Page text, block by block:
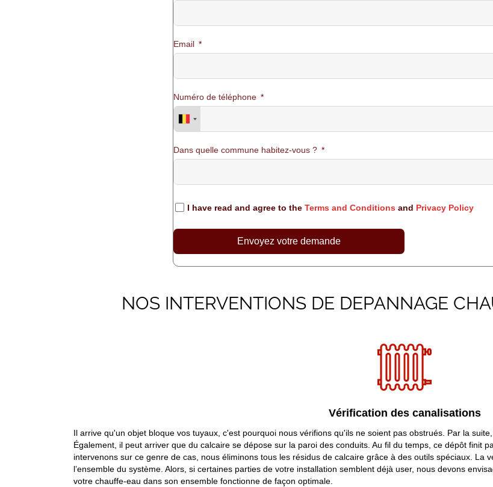
Email
Numéro de téléphone
Dans quelle commune habitez-vous ?
I have read and agree to the Terms and Conditions and Privacy Policy
Envoyez votre demande
NOS INTERVENTIONS DE DEPANNAGE
Vérification des canalisations
Il arrive qu'un objet bloque vos tuyaux, c'est pourquoi nous vérifions qu'ils ne soient pas obstrués. Par la
Également, il peut arriver que du calcaire se dépose sur la paroi des conduits. Au fil du temps, ce dépôt finit
intervenons sur ce genre de cas, nous éliminons tous les résidus de calcaire grâce à des outils spéciaux. La
l’ensemble du système. Alors, si certaines parties de votre installation semblent déjà user, nous devons
votre chauffe-eau dans son ensemble fonctionne de façon optimale.